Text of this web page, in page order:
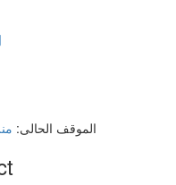
الموقف الحالى: